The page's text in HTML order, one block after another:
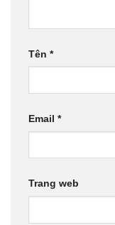
Tên *
Email *
Trang web